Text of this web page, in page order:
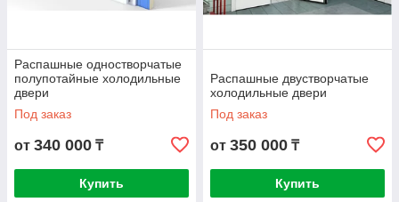
Распашные одностворчатые
полупотайные холодильные
двери
Под заказ
от 340 000 ₸
Купить
Распашные двустворчатые
холодильные двери
Под заказ
от 350 000 ₸
Купить